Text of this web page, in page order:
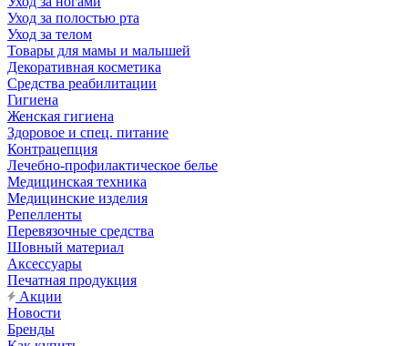
Уход за полостью рта
Уход за телом
Товары для мамы и малышей
Декоративная косметика
Средства реабилитации
Гигиена
Женская гигиена
Здоровое и спец. питание
Контрацепция
Лечебно-профилактическое белье
Медицинская техника
Медицинские изделия
Репелленты
Перевязочные средства
Шовный материал
Аксессуары
Печатная продукция
Акции
Новости
Бренды